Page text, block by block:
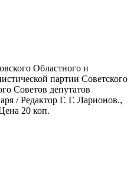
Областного и
партии Советского
Советов депутатов
/ Редактор Г. Г. Ларионов.,
20 коп.